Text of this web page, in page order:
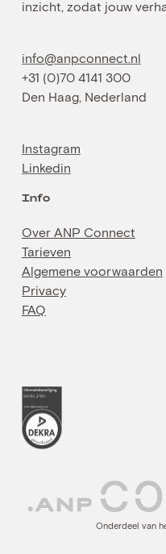
inzicht, zodat jouw
info@anpconnect.nl
+31 (0)70 4141 300
Den Haag, Nederland
Instagram
Linkedin
Info
Over ANP Connect
Tarieven
Algemene voorwaarden
Privacy
FAQ
Onderdeel van